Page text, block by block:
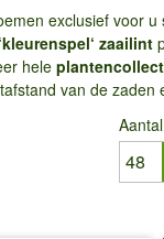
exclusief voor
zaailint
hele
van de